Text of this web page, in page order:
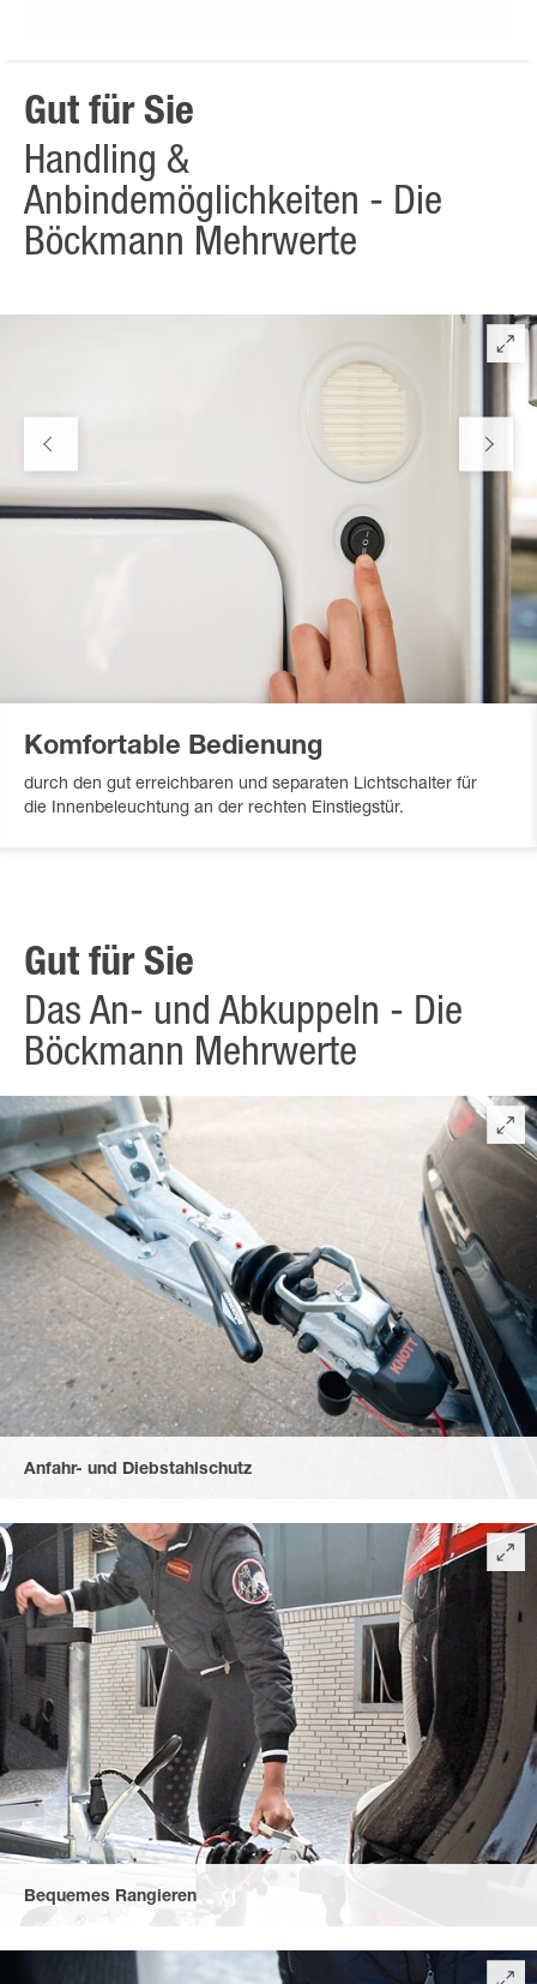
Gut für Sie
Handling &
Anbindemöglichkeiten - Die
Böckmann Mehrwerte
Komfortable Bedienung
durch den gut erreichbaren und separaten Lichtschalter für
die Innenbeleuchtung an der rechten Einstiegstür.
Gut für Sie
Das An- und Abkuppeln - Die
Böckmann Mehrwerte
Anfahr- und Diebstahlschutz
Anfahrschutz und den gummierten, komfortablen Herzgriff.
Bequemes Rangieren
Kurbel und optimal platziertem Rangiergriff, auch bei kaltem